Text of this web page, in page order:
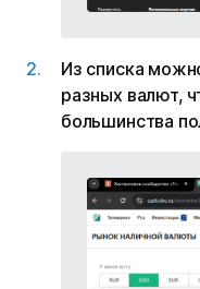
Из списка
разных валют,
большинства